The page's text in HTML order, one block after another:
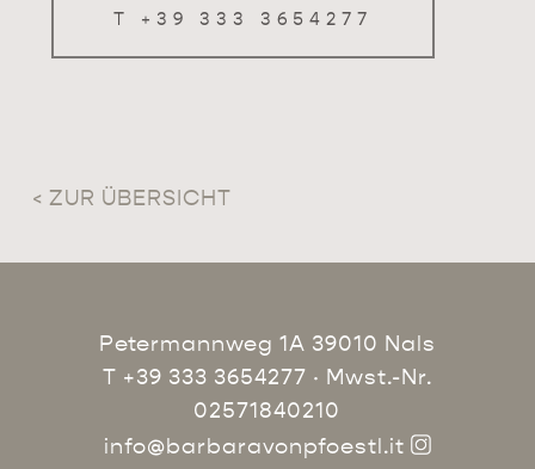
T +39 333 3654277
< ZUR ÜBERSICHT
Petermannweg 1A 39010 Nals
T +39 333 3654277 · Mwst.-Nr.
02571840210
info@barbaravonpfoestl.it